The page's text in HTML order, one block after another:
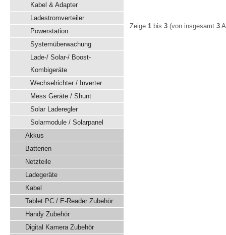
Kabel & Adapter
Ladestromverteiler
Powerstation
Systemüberwachung
Lade-/ Solar-/ Boost-
Kombigeräte
Wechselrichter / Inverter
Mess Geräte / Shunt
Solar Laderegler
Solarmodule / Solarpanel
Akkus
Batterien
Netzteile
Ladegeräte
Kabel
Tablet PC / E-Reader Zubehör
Handy Zubehör
Digital Kamera Zubehör
Zeige 1 bis 3 (von insgesamt 3